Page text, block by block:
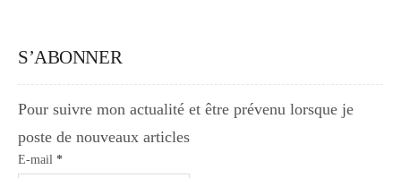
S’ABONNER
Pour suivre mon actualité et être prévenu lorsque je
poste de nouveaux articles
E-mail *